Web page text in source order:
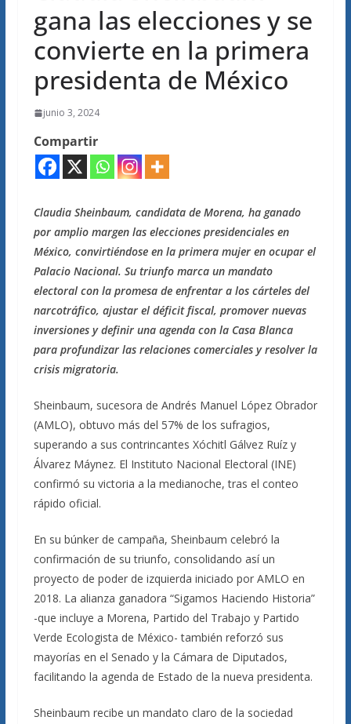
gana las elecciones y se
convierte en la primera
presidenta de México
junio 3, 2024
Compartir
Claudia Sheinbaum, candidata de Morena, ha ganado
por amplio margen las elecciones presidenciales en
México, convirtiéndose en la primera mujer en ocupar el
Palacio Nacional. Su triunfo marca un mandato
electoral con la promesa de enfrentar a los cárteles del
narcotráfico, ajustar el déficit fiscal, promover nuevas
inversiones y definir una agenda con la Casa Blanca
para profundizar las relaciones comerciales y resolver la
crisis migratoria.
Sheinbaum, sucesora de Andrés Manuel López Obrador
(AMLO), obtuvo más del 57% de los sufragios,
superando a sus contrincantes Xóchitl Gálvez Ruíz y
Álvarez Máynez. El Instituto Nacional Electoral (INE)
confirmó su victoria a la medianoche, tras el conteo
rápido oficial.
En su búnker de campaña, Sheinbaum celebró la
confirmación de su triunfo, consolidando así un
proyecto de poder de izquierda iniciado por AMLO en
2018. La alianza ganadora “Sigamos Haciendo Historia”
-que incluye a Morena, Partido del Trabajo y Partido
Verde Ecologista de México- también reforzó sus
mayorías en el Senado y la Cámara de Diputados,
facilitando la agenda de Estado de la nueva presidenta.
Sheinbaum recibe un mandato claro de la sociedad